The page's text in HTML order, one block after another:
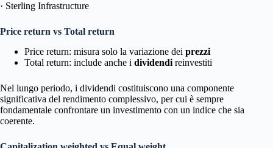
· Sterling Infrastructure
Price return vs Total return
Price return: misura solo la variazione dei prezzi
Total return: include anche i dividendi reinvestiti
Nel lungo periodo, i dividendi costituiscono una componente
significativa del rendimento complessivo, per cui è sempre
fondamentale confrontare un investimento con un indice che sia
coerente.